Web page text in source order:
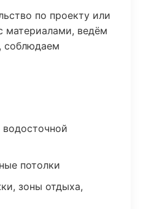
по проекту или
материалами, ведём
соблюдаем
потолки
зоны отдыха,